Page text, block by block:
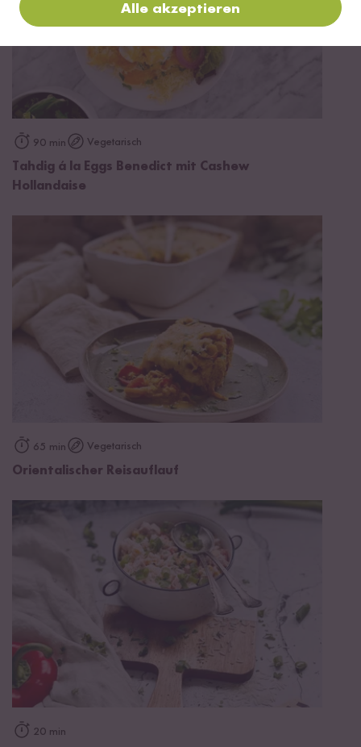
90 min Vegetarisch
Tahdig á la Eggs Benedict mit Cashew
Hollandaise
65 min Vegetarisch
Orientalischer Reisauflauf
20 min
Alle akzeptieren